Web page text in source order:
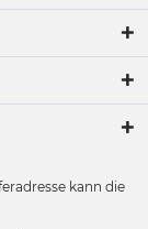
kann die